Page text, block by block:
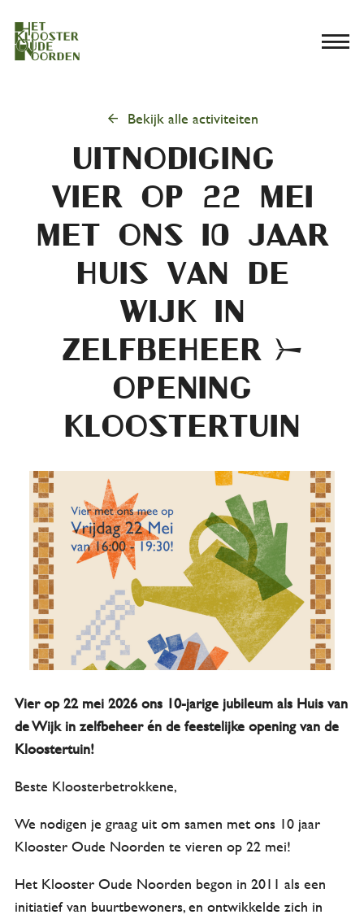
menu
arrow_back Bekijk alle activiteiten
UITNODIGING –
Vier op 22 mei
met ons 10 jaar
Huis van de
Wijk in
zelfbeheer &
opening
Kloostertuin
Vier op 22 mei 2026 ons 10-jarige jubileum als Huis van
de Wijk in zelfbeheer én de feestelijke opening van de
Kloostertuin!
Beste Kloosterbetrokkene,
We nodigen je graag uit om samen met ons 10 jaar
Klooster Oude Noorden te vieren op 22 mei!
Het Klooster Oude Noorden begon in 2011 als een
initiatief van buurtbewoners, en ontwikkelde zich in